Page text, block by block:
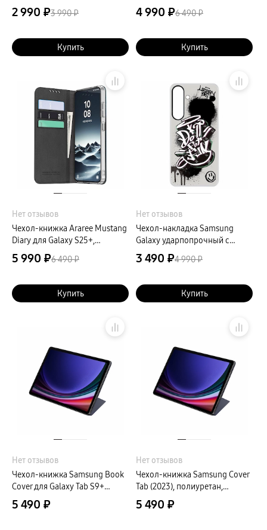
силикон, прозрачный
2 990 ₽3 990 ₽
Купить
экокожа, черный
4 990 ₽6 490 ₽
Купить
Нет отзывов
Чехол-книжка Araree Mustang
Diary для Galaxy S25+,
экокожа, черный
5 990 ₽6 490 ₽
Купить
Нет отзывов
Чехол-накладка Samsung
Galaxy ударпопрочный с
декоративной карточкой для
Galaxy S25+, поликарбонат,
3 490 ₽4 990 ₽
Купить
Нет отзывов
Чехол-книжка Samsung Book
Cover для Galaxy Tab S9+
(2023), полиуретан, голубой
5 490 ₽
Нет отзывов
Чехол-книжка Samsung Cover
Tab (2023), полиуретан,
голубой
5 490 ₽